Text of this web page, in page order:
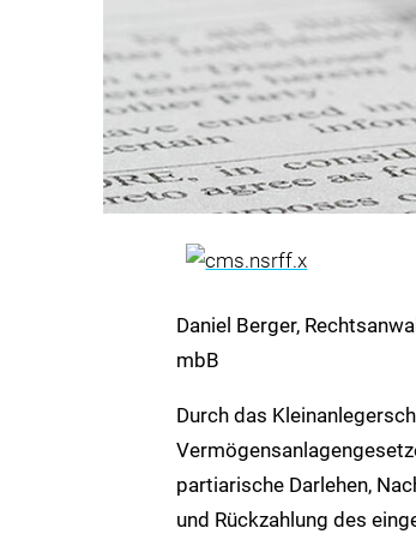
Daniel Berger,
mbB
Durch das
partiarische Darlehen,
und Rückzahlung des